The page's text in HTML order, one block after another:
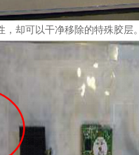
却可以干净移除的特殊胶层。